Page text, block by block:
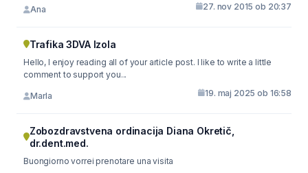
Ana 27. nov 2015 ob 20:37
Trafika 3DVA Izola
Hello, I enjoy reading all of your article post. I like to write a little
comment to support you...
Marla 19. maj 2025 ob 16:58
Zobozdravstvena ordinacija Diana Okretič,
dr.dent.med.
Buongiorno vorrei prenotare una visita